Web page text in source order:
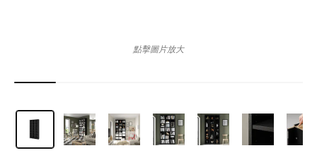
點擊圖片放大